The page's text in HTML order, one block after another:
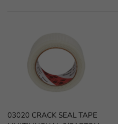
03020 CRACK SEAL TAPE